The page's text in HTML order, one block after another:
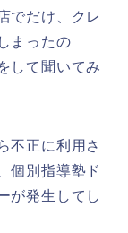
でだけ、クレ
まったの
して聞いてみ
不正に利用さ
個別指導塾ド
が発生してし